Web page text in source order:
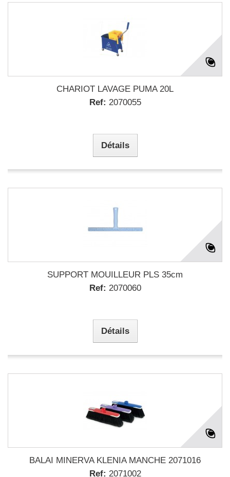
CHARIOT LAVAGE PUMA 20L
Ref: 2070055
Détails
SUPPORT MOUILLEUR PLS 35cm
Ref: 2070060
Détails
BALAI MINERVA KLENIA MANCHE 2071016
Ref: 2071002